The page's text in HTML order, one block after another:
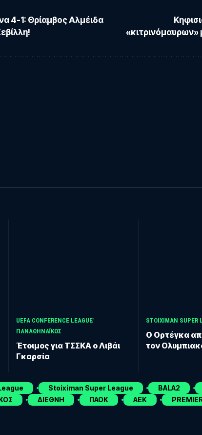
4-1: Θρίαμβος Αλμέιδα
«κιτρινόμαυρων»
UEFA CONFERENCE LEAGUE
ΠΑΝΑΘΗΝΑΪΚΟΣ
Έτοιμος για ΤΣΣΚΑ ο Λιβάι
Γκαρσία
STOIXIMAN SUPER
Ο Ορτέγκα
τον
Stoiximan Super League BALA2
ΔΙΕΘΝΗ ΠΑΟΚ ΑΕΚ